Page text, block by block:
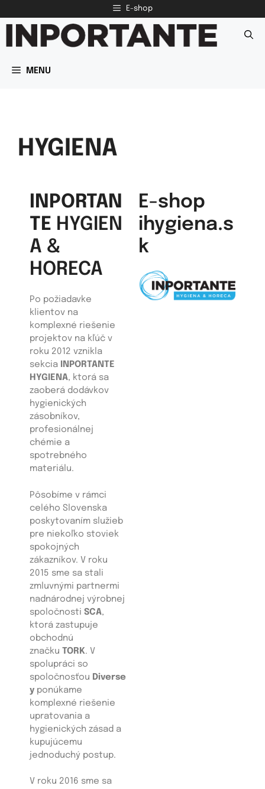
E-shop
MENU
HYGIENA
INPORTAN
TE HYGIEN
A &
HORECA
Po požiadavke
klientov na
komplexné riešenie
projektov na kľúč v
roku 2012 vznikla
sekcia
INPORTANTE
HYGIENA, ktorá sa
zaoberá dodávkov
hygienických
zásobníkov,
profesionálnej
chémie a
spotrebného
materiálu.
Pôsobíme v rámci
celého Slovenska
poskytovaním služieb
pre niekoľko stoviek
spokojných
zákazníkov. V roku
2015 sme sa stali
zmluvnými partnermi
nadnárodnej výrobnej
spoločnosti SCA,
ktorá zastupuje
obchodnú
značku TORK. V
spolupráci so
spoločnosťou Diverse
y ponúkame
komplexné riešenie
upratovania a
hygienických zásad a
kupujúcemu
jednoduchý postup.
V roku 2016 sme sa
E-shop
ihygiena.s
k